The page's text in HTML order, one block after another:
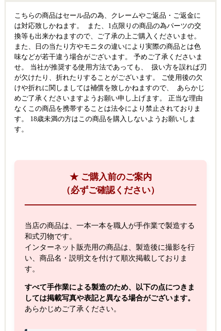
こちらの商品はセール品の為、クレームやご返品・ご返金に
は対応致しかねます。 また、1点限りの商品の為パーツの交
換等も出来かねますので、ご了承の上ご購入くださいませ。
また、日の当たり方やモニタの違いにより実際の商品とは色
味などが若干違う場合がございます。 予めご了承くださいま
せ。 当社が推奨する使用方法であっても、 扱い方を誤れば刃
が欠けたり、折れたりすることがございます。 ご使用後の欠
けや折れに関しましては補償を致しかねますので、 あらかじ
めご了承くださいますようお願い申し上げます。 正当な理由
なくこの商品を携帯することは法令により禁止されておりま
す。 18歳未満の方はこの商品を購入しないようお願いしま
す。
★ ご購入前のご案内
（必ずご確認ください）
当店の商品は、一本一本を職人が手作業で製造する
和式刃物です。
インターネット販売用の商品は、製造後に撮影を行
い、商品名・説明文を付けて順次掲載しておりま
す。
すべて手作業による製造のため、以下の点につきま
しては掲載写真や表記と異なる場合がございます。
あらかじめご了承ください。